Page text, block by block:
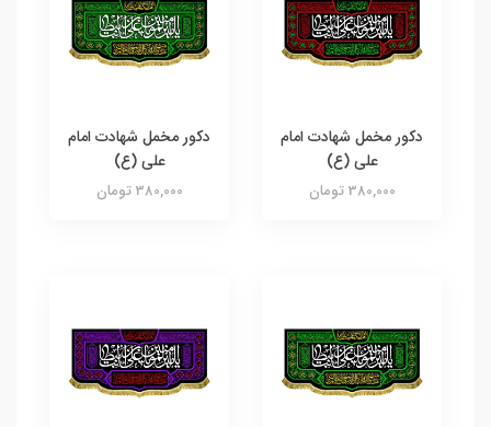
دکور مخمل شهادت امام
علی (ع)
380,000 تومان
دکور مخمل شهادت امام
علی (ع)
380,000 تومان